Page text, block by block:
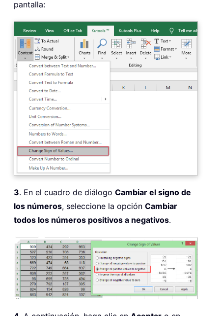
pantalla:
3. En el cuadro de diálogo Cambiar el signo de
los números, seleccione la opción Cambiar
todos los números positivos a negativos.